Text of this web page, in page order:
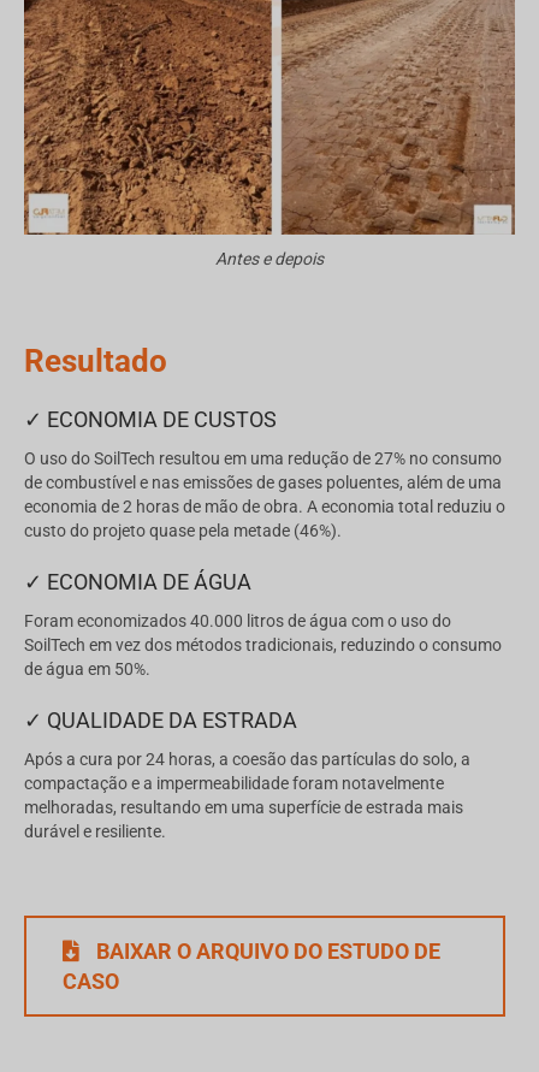
Antes e depois
Resultado
✓ ECONOMIA DE CUSTOS
O uso do SoilTech resultou em uma redução de 27% no consumo
de combustível e nas emissões de gases poluentes, além de uma
economia de 2 horas de mão de obra. A economia total reduziu o
custo do projeto quase pela metade (46%).
✓ ECONOMIA DE ÁGUA
Foram economizados 40.000 litros de água com o uso do
SoilTech em vez dos métodos tradicionais, reduzindo o consumo
de água em 50%.
✓ QUALIDADE DA ESTRADA
Após a cura por 24 horas, a coesão das partículas do solo, a
compactação e a impermeabilidade foram notavelmente
melhoradas, resultando em uma superfície de estrada mais
durável e resiliente.
BAIXAR O ARQUIVO DO ESTUDO DE
CASO